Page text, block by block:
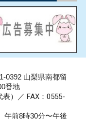
0392 山梨県南都留
番地
表）／ FAX：0555-
前8時30分〜午後